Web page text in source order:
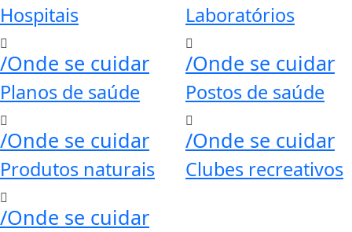
Hospitais Laboratórios
/Onde se cuidar
Planos de saúde
/Onde se cuidar
Postos de saúde
/Onde se cuidar
Produtos naturais
/Onde se cuidar
Clubes recreativos
/Onde se cuidar